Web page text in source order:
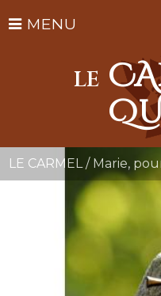
MENU
LE
LE CARMEL / Marie,